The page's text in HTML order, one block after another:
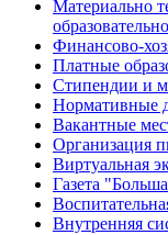
Материально
Финансово-
Платные
Стипендии и
Нормативные
Вакантные
Организация
Виртуальная
Газета
Внутренняя